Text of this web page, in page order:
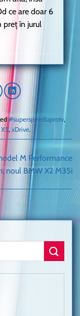
ce are doar 6
preț în jurul
#superspeedlaprotv,
X5, xDrive.
M Performance
noul BMW X2 M35i